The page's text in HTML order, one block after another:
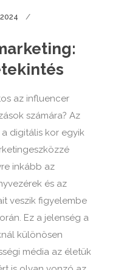
az influencer
számára? Az
digitális kor egyik
inkább az
és az
veszik figyelembe
Ez a jelenség a
különösen
média az életük